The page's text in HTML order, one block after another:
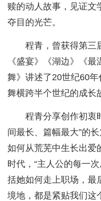
赎的动人故事，见证文
夺目的光芒。
程青，曾获得第三
《盛宴》《湖边》《
舞》讲述了20世纪60
舞横跨半个世纪的成长
程青分享创作初衷
间最长、篇幅最大”的
如何从荒芜中生长出爱
时代，“主人公的每一
括她如何走上职场，最
境地，都是紧贴我们这